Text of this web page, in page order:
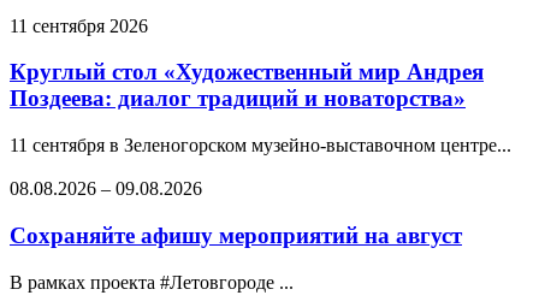
11 сентября 2026
Круглый стол «Художественный мир Андрея
Поздеева: диалог традиций и новаторства»
11 сентября в Зеленогорском музейно-выставочном центре...
08.08.2026 – 09.08.2026
Сохраняйте афишу мероприятий на август
В рамках проекта #Летовгороде ...